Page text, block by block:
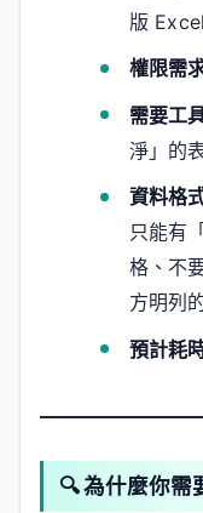
版
權限需
需要工
淨」的
資料格
只能有
格、不
方明列
預計耗
🔍 為什麼你需